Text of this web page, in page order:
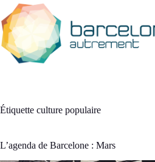
Passer
au
contenu
Étiquette culture populaire
L’agenda de Barcelone : Mars